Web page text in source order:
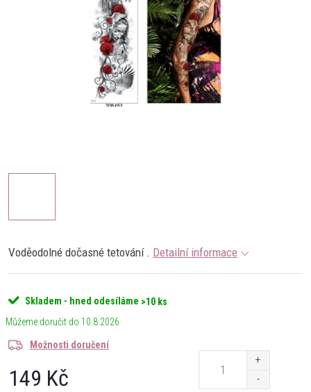
Voděodolné dočasné tetování . Detailní informace
Skladem - hned odesíláme >10 ks
10.8.2026
Možnosti doručení
149 Kč